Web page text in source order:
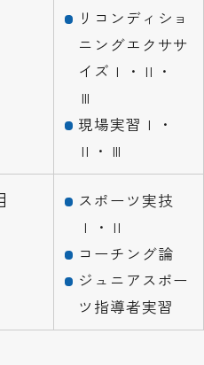
リコンディショ
ニングエクササ
イズⅠ・Ⅱ・
Ⅲ
現場実習Ⅰ・
Ⅱ・Ⅲ
スポーツ実技
Ⅰ・Ⅱ
コーチング論
ジュニアスポー
ツ指導者実習